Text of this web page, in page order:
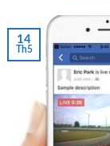
14
Th5